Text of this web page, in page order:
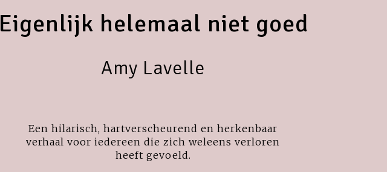
Eigenlijk helemaal niet goed
Amy Lavelle
Een hilarisch, hartverscheurend en herkenbaar
verhaal voor iedereen die zich weleens verloren
heeft gevoeld.